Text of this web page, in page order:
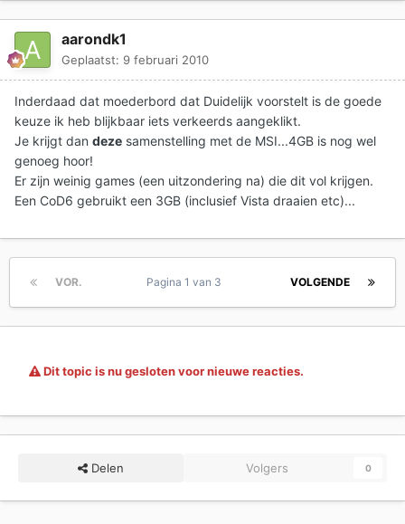
aarondk1
Geplaatst: 9 februari 2010
Inderdaad dat moederbord dat Duidelijk voorstelt is de goede
keuze ik heb blijkbaar iets verkeerds aangeklikt.
Je krijgt dan deze samenstelling met de MSI...4GB is nog wel
genoeg hoor!
Er zijn weinig games (een uitzondering na) die dit vol krijgen.
Een CoD6 gebruikt een 3GB (inclusief Vista draaien etc)...
VOR. VOLGENDE
Pagina 1 van 3
Dit topic is nu gesloten voor nieuwe reacties.
Delen Volgers 0